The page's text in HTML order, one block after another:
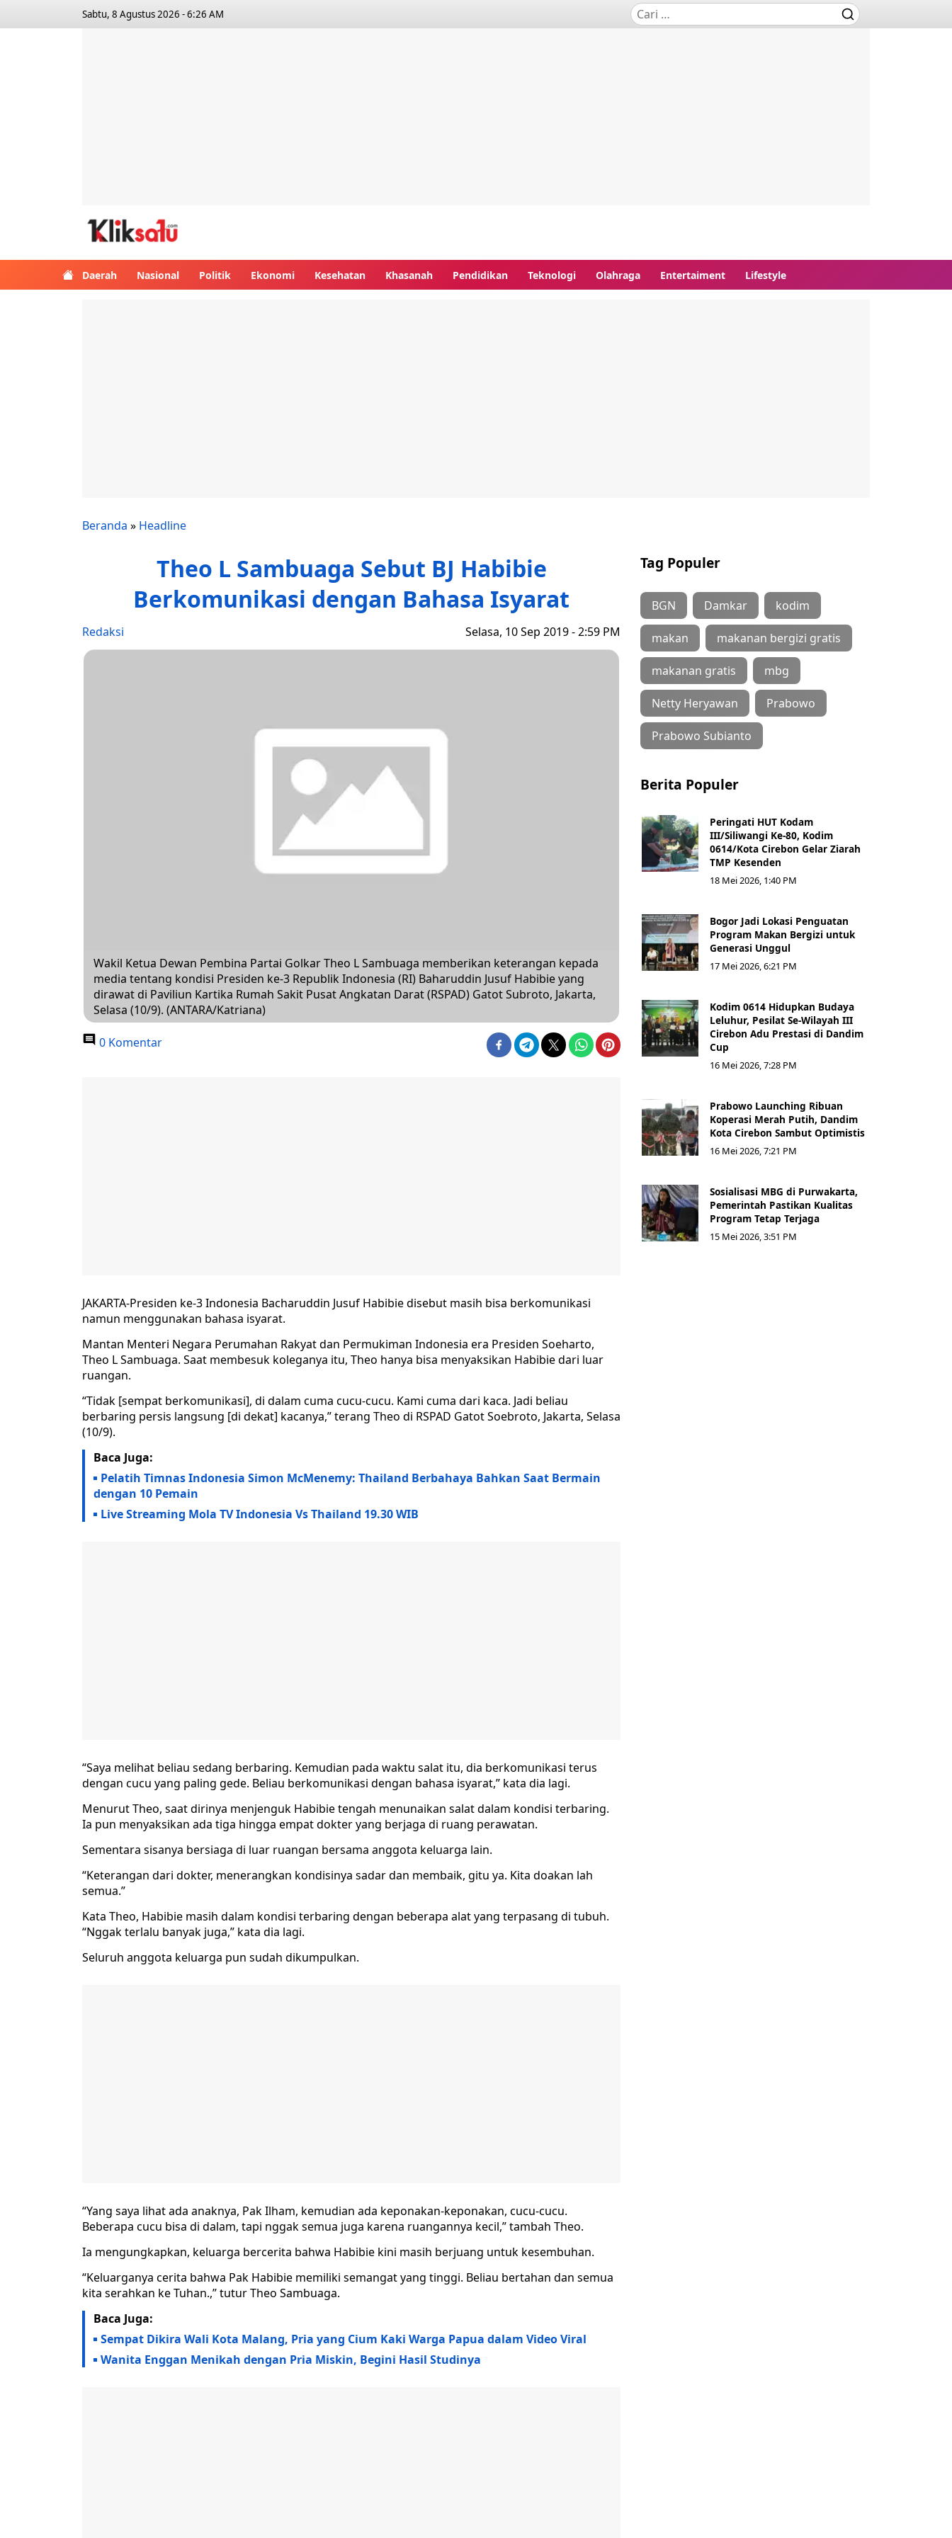
Sabtu, 8 Agustus 2026 - 6:26 AM
Daerah Nasional Politik Ekonomi Kesehatan Khasanah Pendidikan Teknologi Olahraga Entertaiment Lifestyle
Beranda » Headline
Theo L Sambuaga Sebut BJ Habibie
Berkomunikasi dengan Bahasa Isyarat
Redaksi Selasa, 10 Sep 2019 - 2:59 PM
Wakil Ketua Dewan Pembina Partai Golkar Theo L Sambuaga memberikan keterangan kepada
media tentang kondisi Presiden ke-3 Republik Indonesia (RI) Baharuddin Jusuf Habibie yang
dirawat di Paviliun Kartika Rumah Sakit Pusat Angkatan Darat (RSPAD) Gatot Subroto, Jakarta,
Selasa (10/9). (ANTARA/Katriana)
0 Komentar
JAKARTA-Presiden ke-3 Indonesia Bacharuddin Jusuf Habibie disebut masih bisa berkomunikasi
namun menggunakan bahasa isyarat.
Mantan Menteri Negara Perumahan Rakyat dan Permukiman Indonesia era Presiden Soeharto,
Theo L Sambuaga. Saat membesuk koleganya itu, Theo hanya bisa menyaksikan Habibie dari luar
ruangan.
“Tidak [sempat berkomunikasi], di dalam cuma cucu-cucu. Kami cuma dari kaca. Jadi beliau
berbaring persis langsung [di dekat] kacanya,” terang Theo di RSPAD Gatot Soebroto, Jakarta, Selasa
(10/9).
Baca Juga:
Pelatih Timnas Indonesia Simon McMenemy: Thailand Berbahaya Bahkan Saat Bermain
dengan 10 Pemain
Live Streaming Mola TV Indonesia Vs Thailand 19.30 WIB
“Saya melihat beliau sedang berbaring. Kemudian pada waktu salat itu, dia berkomunikasi terus
dengan cucu yang paling gede. Beliau berkomunikasi dengan bahasa isyarat,” kata dia lagi.
Menurut Theo, saat dirinya menjenguk Habibie tengah menunaikan salat dalam kondisi terbaring.
Ia pun menyaksikan ada tiga hingga empat dokter yang berjaga di ruang perawatan.
Sementara sisanya bersiaga di luar ruangan bersama anggota keluarga lain.
“Keterangan dari dokter, menerangkan kondisinya sadar dan membaik, gitu ya. Kita doakan lah
semua.”
Kata Theo, Habibie masih dalam kondisi terbaring dengan beberapa alat yang terpasang di tubuh.
“Nggak terlalu banyak juga,” kata dia lagi.
Seluruh anggota keluarga pun sudah dikumpulkan.
“Yang saya lihat ada anaknya, Pak Ilham, kemudian ada keponakan-keponakan, cucu-cucu.
Beberapa cucu bisa di dalam, tapi nggak semua juga karena ruangannya kecil,” tambah Theo.
Ia mengungkapkan, keluarga bercerita bahwa Habibie kini masih berjuang untuk kesembuhan.
“Keluarganya cerita bahwa Pak Habibie memiliki semangat yang tinggi. Beliau bertahan dan semua
kita serahkan ke Tuhan.,” tutur Theo Sambuaga.
Baca Juga:
Sempat Dikira Wali Kota Malang, Pria yang Cium Kaki Warga Papua dalam Video Viral
Wanita Enggan Menikah dengan Pria Miskin, Begini Hasil Studinya
Tag Populer
BGN Damkar kodim
makan makanan bergizi gratis
makanan gratis mbg
Netty Heryawan Prabowo
Prabowo Subianto
Berita Populer
Peringati HUT Kodam
III/Siliwangi Ke-80, Kodim
0614/Kota Cirebon Gelar Ziarah
TMP Kesenden
18 Mei 2026, 1:40 PM
Bogor Jadi Lokasi Penguatan
Program Makan Bergizi untuk
Generasi Unggul
17 Mei 2026, 6:21 PM
Kodim 0614 Hidupkan Budaya
Leluhur, Pesilat Se-Wilayah III
Cirebon Adu Prestasi di Dandim
Cup
16 Mei 2026, 7:28 PM
Prabowo Launching Ribuan
Koperasi Merah Putih, Dandim
Kota Cirebon Sambut Optimistis
16 Mei 2026, 7:21 PM
Sosialisasi MBG di Purwakarta,
Pemerintah Pastikan Kualitas
Program Tetap Terjaga
15 Mei 2026, 3:51 PM